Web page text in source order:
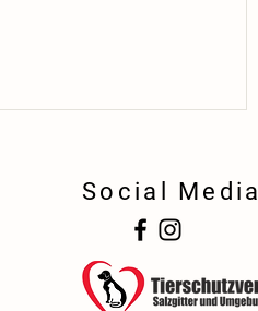
Social Media